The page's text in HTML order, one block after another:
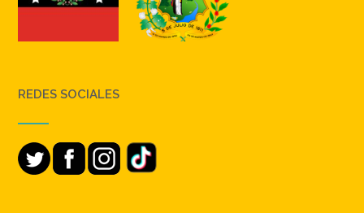
REDES SOCIALES